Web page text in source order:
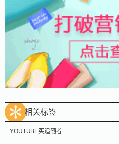
相关标签
YOUTUBE买追随者